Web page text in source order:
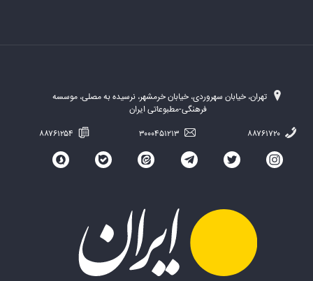
تهران، خیابان سهروردی، خیابان خرمشهر، نرسیده به مصلی، موسسه
فرهنگی-مطبوعاتی ایران